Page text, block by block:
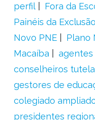
perfil
Fora da
Painéis da
Novo PNE
Plano
Macaíba
agentes
conselheiros
gestores de
colegiado
presidentes